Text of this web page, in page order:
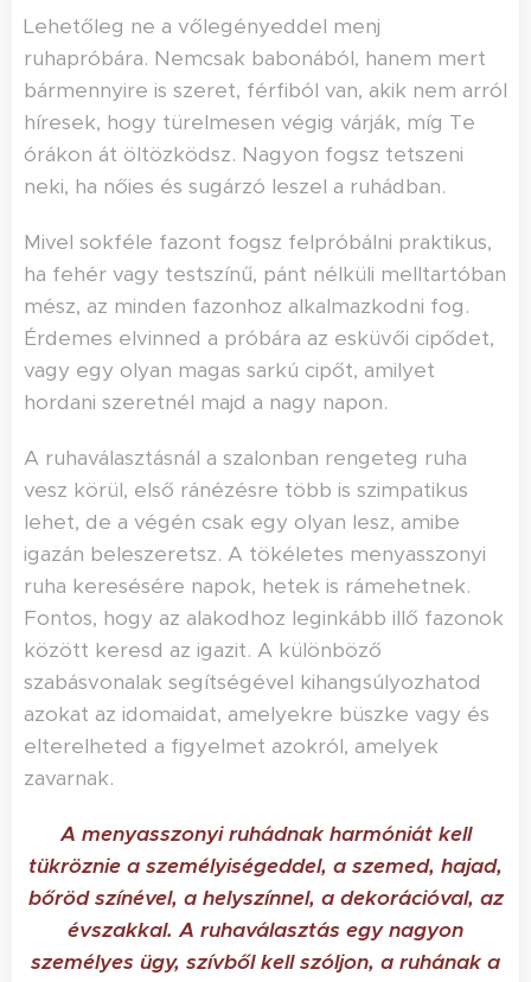
Lehetőleg ne a vőlegényeddel menj
ruhapróbára. Nemcsak babonából, hanem mert
bármennyire is szeret, férfiból van, akik nem arról
híresek, hogy türelmesen végig várják, míg Te
órákon át öltözködsz. Nagyon fogsz tetszeni
neki, ha nőies és sugárzó leszel a ruhádban.
Mivel sokféle fazont fogsz felpróbálni praktikus,
ha fehér vagy testszínű, pánt nélküli melltartóban
mész, az minden fazonhoz alkalmazkodni fog.
Érdemes elvinned a próbára az esküvői cipődet,
vagy egy olyan magas sarkú cipőt, amilyet
hordani szeretnél majd a nagy napon.
A ruhaválasztásnál a szalonban rengeteg ruha
vesz körül, első ránézésre több is szimpatikus
lehet, de a végén csak egy olyan lesz, amibe
igazán beleszeretsz. A tökéletes menyasszonyi
ruha keresésére napok, hetek is rámehetnek.
Fontos, hogy az alakodhoz leginkább illő fazonok
között keresd az igazit. A különböző
szabásvonalak segítségével kihangsúlyozhatod
azokat az idomaidat, amelyekre büszke vagy és
elterelheted a figyelmet azokról, amelyek
zavarnak.
A menyasszonyi ruhádnak harmóniát kell
tükröznie a személyiségeddel, a szemed, hajad,
bőröd színével, a helyszínnel, a dekorációval, az
évszakkal. A ruhaválasztás egy nagyon
személyes ügy, szívből kell szóljon, a ruhának a